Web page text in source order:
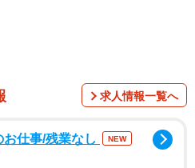
神戸で、同店の創業者、松井
は高価なため入手しづらかっ
求人情報一覧へ
仕事/残業なし NEW